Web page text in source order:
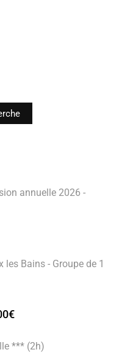
annuelle 2026 -
les Bains - Groupe de 1
€
*** (2h)